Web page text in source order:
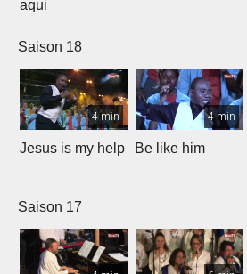
aqui
Saison 18
4 min
Jesus is my help
4 min
Be like him
Saison 17